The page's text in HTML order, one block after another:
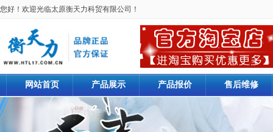
您好！欢迎光临太原衡天力科贸有限公司！
网站首页 产品展示 产品报价 售后维修